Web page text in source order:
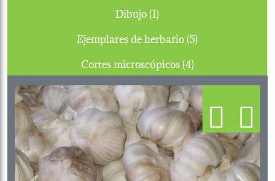
Dibujo (1)
Ejemplares de herbario (5)
Cortes microscópicos (4)